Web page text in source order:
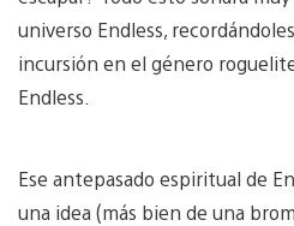
universo Endless,
incursión en el género
Endless.
Ese antepasado espiritual de
una idea (más bien de una